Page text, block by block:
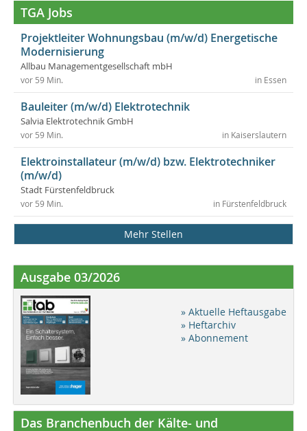
TGA Jobs
Projektleiter Wohnungsbau (m/w/d) Energetische
Modernisierung
Allbau Managementgesellschaft mbH
in Essen
vor 59 Min.
Bauleiter (m/w/d) Elektrotechnik
Salvia Elektrotechnik GmbH
in Kaiserslautern
vor 59 Min.
Elektroinstallateur (m/w/d) bzw. Elektrotechniker
(m/w/d)
Stadt Fürstenfeldbruck
in Fürstenfeldbruck
vor 59 Min.
Mehr Stellen
Ausgabe 03/2026
» Aktuelle Heftausgabe
» Heftarchiv
» Abonnement
Das Branchenbuch der Kälte- und